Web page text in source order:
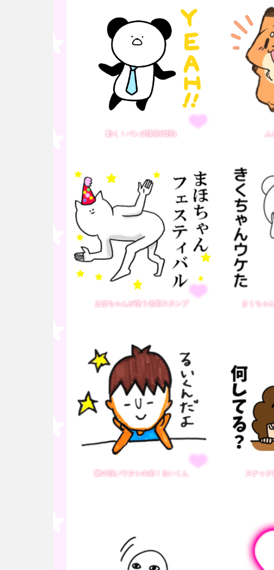
動く！パンダ課長代理1 ふ
まほちゃんが使う名前スタンプ きくちゃ
癖の強いワタシの弟！るいくん スナッ